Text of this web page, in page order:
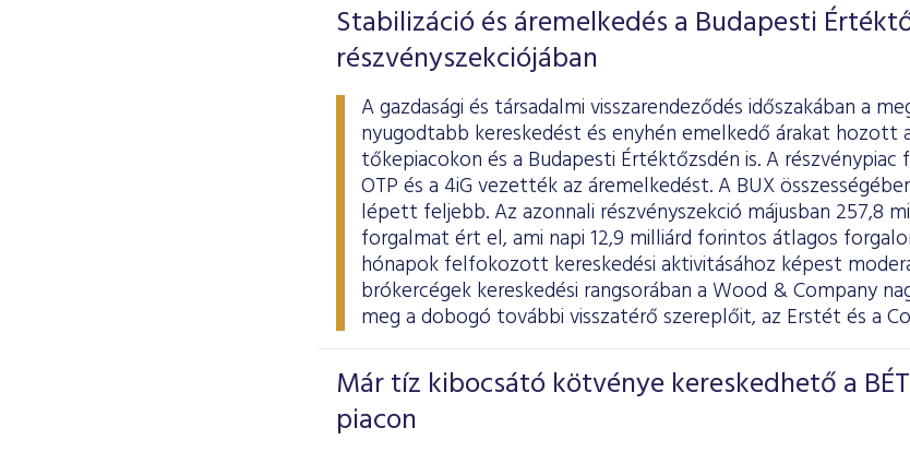
Stabilizáció és áremelkedés a Budapesti
részvényszekciójában
A gazdasági és társadalmi visszarendeződés időszakában a
nyugodtabb kereskedést és enyhén emelkedő árakat hozott
tőkepiacokon és a Budapesti Értéktőzsdén is. A
OTP és a 4iG vezették az áremelkedést. A BUX
lépett feljebb. Az azonnali részvényszekció májusban 257,8
forgalmat ért el, ami napi 12,9 milliárd forintos átlagos
hónapok felfokozott kereskedési aktivitásához képest
brókercégek kereskedési rangsorában a Wood & Company
meg a dobogó további visszatérő szereplőit, az Erstét és a
Már tíz kibocsátó kötvénye kereskedhető a
piacon